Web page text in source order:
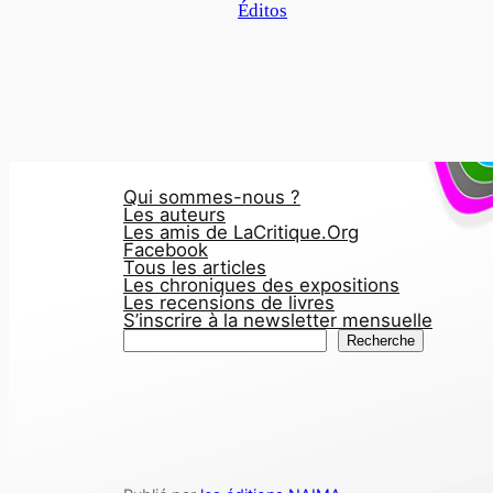
Par rapport à
Éditos
Qui sommes-nous ?
Les auteurs
Les amis de LaCritique.Org
Facebook
Tous les articles
Les chroniques des expositions
Les recensions de livres
S’inscrire à la newsletter mensuelle
r
Recherche